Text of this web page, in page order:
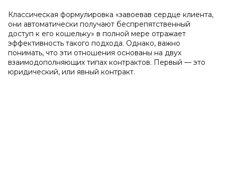
Классическая формулировка «завоевав сердце клиента,
они автоматически получают беспрепятственный
доступ к его кошельку» в полной мере отражает
эффективность такого подхода. Однако, важно
понимать, что эти отношения основаны на двух
взаимодополняющих типах контрактов. Первый — это
юридический, или явный контракт.